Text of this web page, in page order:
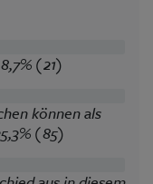
(21)
können als
(85)